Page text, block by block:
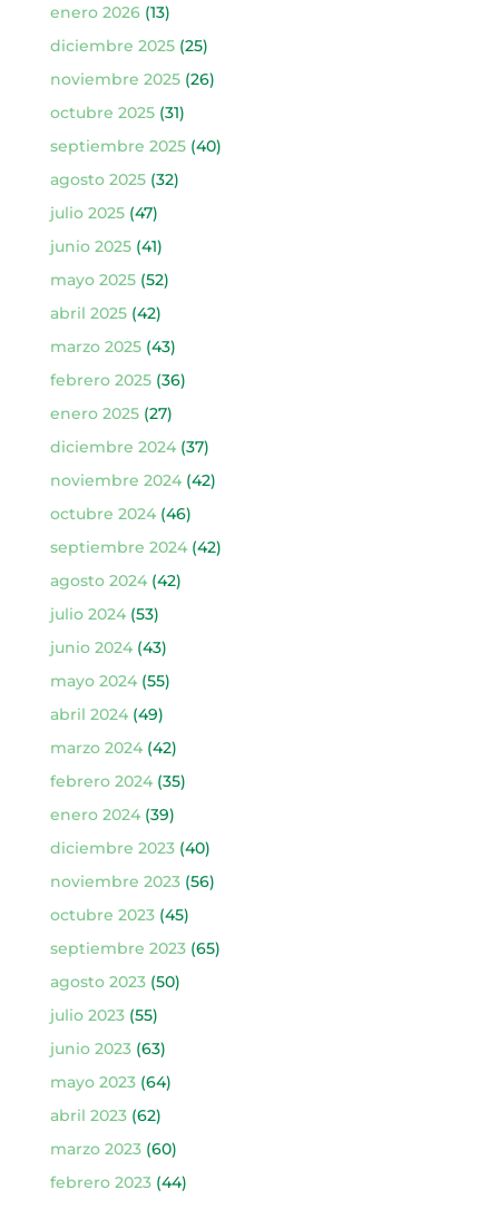
enero 2026(13)
diciembre 2025(25)
noviembre 2025(26)
octubre 2025(31)
septiembre 2025(40)
agosto 2025(32)
julio 2025(47)
junio 2025(41)
mayo 2025(52)
abril 2025(42)
marzo 2025(43)
febrero 2025(36)
enero 2025(27)
diciembre 2024(37)
noviembre 2024(42)
octubre 2024(46)
septiembre 2024(42)
agosto 2024(42)
julio 2024(53)
junio 2024(43)
mayo 2024(55)
abril 2024(49)
marzo 2024(42)
febrero 2024(35)
enero 2024(39)
diciembre 2023(40)
noviembre 2023(56)
octubre 2023(45)
septiembre 2023(65)
agosto 2023(50)
julio 2023(55)
junio 2023(63)
mayo 2023(64)
abril 2023(62)
marzo 2023(60)
febrero 2023(44)